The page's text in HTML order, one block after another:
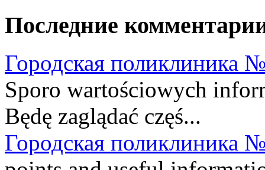
Последние
Городская поликлиника
Sporo wartościowych
Będę zaglądać częś...
Городская поликлиника